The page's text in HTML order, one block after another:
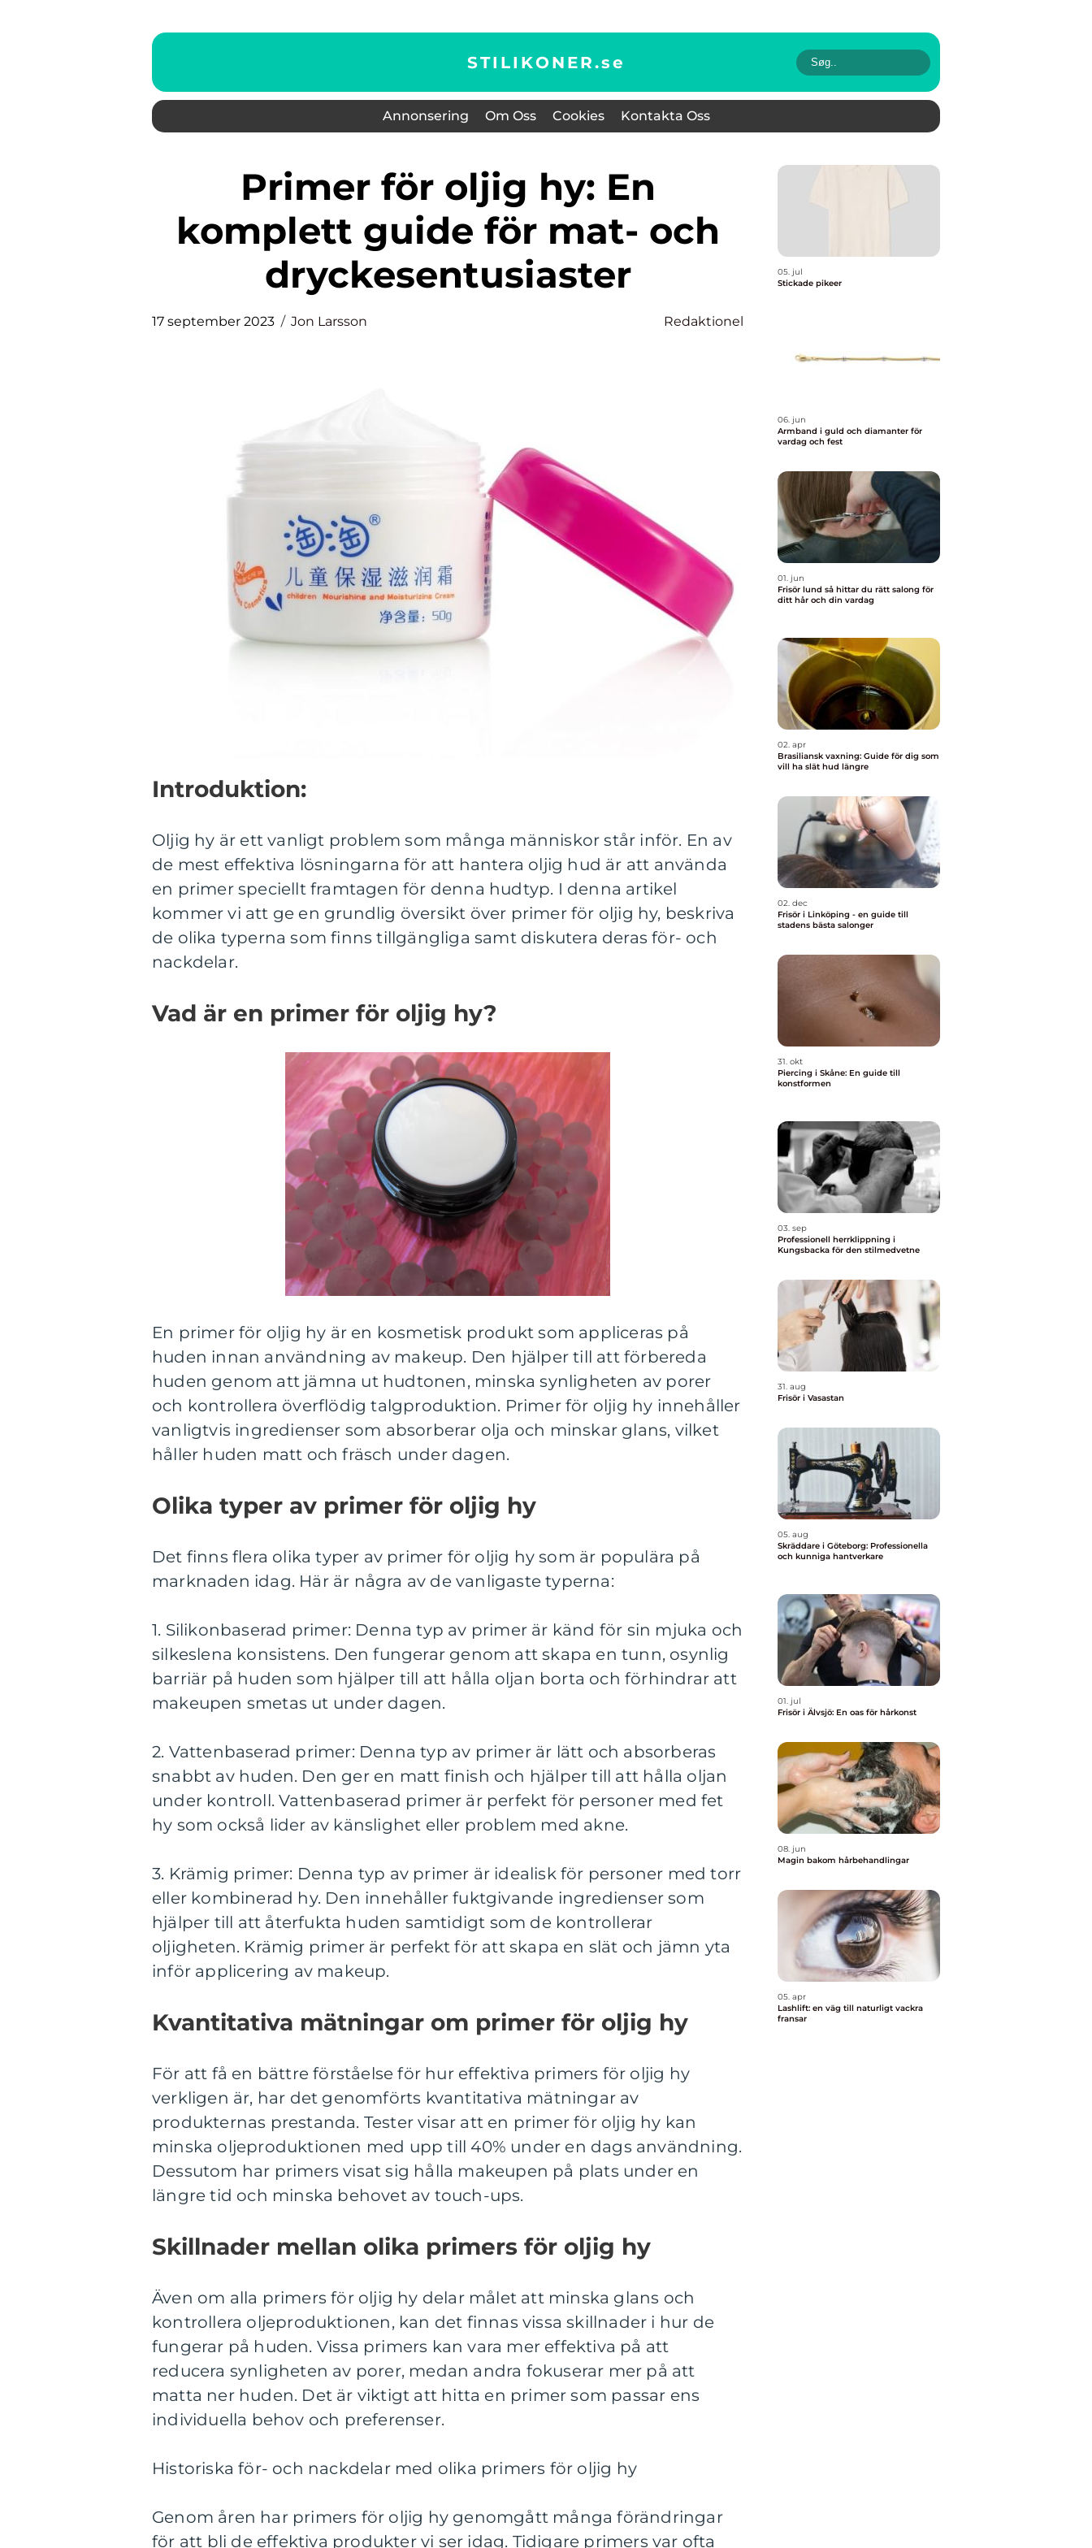
STILIKONER.se
Annonsering Om Oss Cookies Kontakta Oss
Primer för oljig hy: En
komplett guide för mat- och
dryckesentusiaster
17 september 2023 Jon Larsson Redaktionel
Introduktion:
Oljig hy är ett vanligt problem som många människor står inför. En av
de mest effektiva lösningarna för att hantera oljig hud är att använda
en primer speciellt framtagen för denna hudtyp. I denna artikel
kommer vi att ge en grundlig översikt över primer för oljig hy, beskriva
de olika typerna som finns tillgängliga samt diskutera deras för- och
nackdelar.
Vad är en primer för oljig hy?
En primer för oljig hy är en kosmetisk produkt som appliceras på
huden innan användning av makeup. Den hjälper till att förbereda
huden genom att jämna ut hudtonen, minska synligheten av porer
och kontrollera överflödig talgproduktion. Primer för oljig hy innehåller
vanligtvis ingredienser som absorberar olja och minskar glans, vilket
håller huden matt och fräsch under dagen.
Olika typer av primer för oljig hy
Det finns flera olika typer av primer för oljig hy som är populära på
marknaden idag. Här är några av de vanligaste typerna:
1. Silikonbaserad primer: Denna typ av primer är känd för sin mjuka och
silkeslena konsistens. Den fungerar genom att skapa en tunn, osynlig
barriär på huden som hjälper till att hålla oljan borta och förhindrar att
makeupen smetas ut under dagen.
2. Vattenbaserad primer: Denna typ av primer är lätt och absorberas
snabbt av huden. Den ger en matt finish och hjälper till att hålla oljan
under kontroll. Vattenbaserad primer är perfekt för personer med fet
hy som också lider av känslighet eller problem med akne.
3. Krämig primer: Denna typ av primer är idealisk för personer med torr
eller kombinerad hy. Den innehåller fuktgivande ingredienser som
hjälper till att återfukta huden samtidigt som de kontrollerar
oljigheten. Krämig primer är perfekt för att skapa en slät och jämn yta
inför applicering av makeup.
Kvantitativa mätningar om primer för oljig hy
För att få en bättre förståelse för hur effektiva primers för oljig hy
verkligen är, har det genomförts kvantitativa mätningar av
produkternas prestanda. Tester visar att en primer för oljig hy kan
minska oljeproduktionen med upp till 40% under en dags användning.
Dessutom har primers visat sig hålla makeupen på plats under en
längre tid och minska behovet av touch-ups.
Skillnader mellan olika primers för oljig hy
Även om alla primers för oljig hy delar målet att minska glans och
kontrollera oljeproduktionen, kan det finnas vissa skillnader i hur de
fungerar på huden. Vissa primers kan vara mer effektiva på att
reducera synligheten av porer, medan andra fokuserar mer på att
matta ner huden. Det är viktigt att hitta en primer som passar ens
individuella behov och preferenser.
Historiska för- och nackdelar med olika primers för oljig hy
Genom åren har primers för oljig hy genomgått många förändringar
för att bli de effektiva produkter vi ser idag. Tidigare primers var ofta
05. jul
Stickade pikeer
06. jun
Armband i guld och diamanter för
vardag och fest
01. jun
Frisör lund så hittar du rätt salong för
ditt hår och din vardag
02. apr
Brasiliansk vaxning: Guide för dig som
vill ha slät hud längre
02. dec
Frisör i Linköping - en guide till
stadens bästa salonger
31. okt
Piercing i Skåne: En guide till
konstformen
03. sep
Professionell herrklippning i
Kungsbacka för den stilmedvetne
31. aug
Frisör i Vasastan
05. aug
Skräddare i Göteborg: Professionella
och kunniga hantverkare
01. jul
Frisör i Älvsjö: En oas för hårkonst
08. jun
Magin bakom hårbehandlingar
05. apr
Lashlift: en väg till naturligt vackra
fransar